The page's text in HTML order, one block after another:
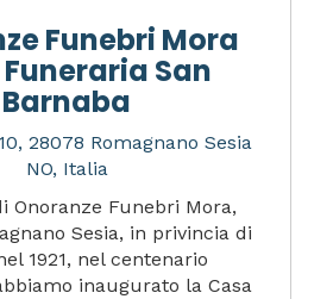
Funebri Mora
San
Barnaba
28078 Romagnano Sesia
NO, Italia
Onoranze Funebri Mora,
Sesia, in privincia di
1921, nel centenario
inaugurato la Casa